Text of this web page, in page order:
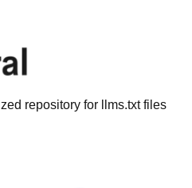
repository for llms.txt files